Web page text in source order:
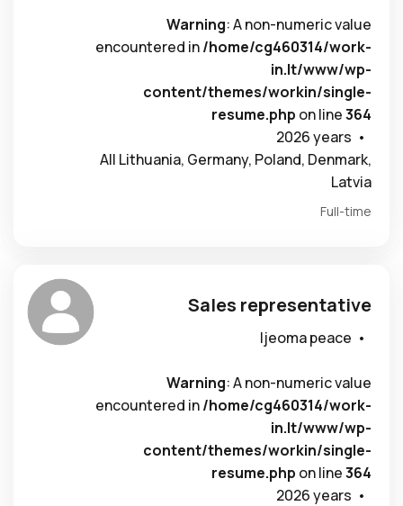
Warning: A non-numeric value
encountered in/home/cg460314/work-
in.lt/www/wp-
content/themes/workin/single-
resume.php on line364
2026 years •
All Lithuania, Germany, Poland, Denmark,
Latvia
Full-time
Sales representative
Ijeoma peace •
Warning: A non-numeric value
encountered in/home/cg460314/work-
in.lt/www/wp-
content/themes/workin/single-
resume.php on line364
2026 years •